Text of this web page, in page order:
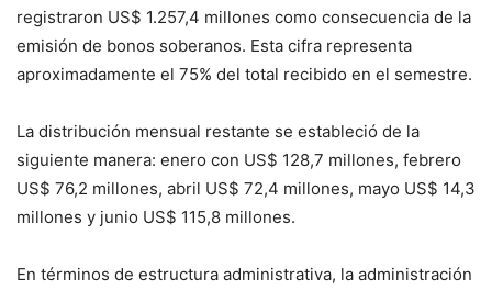
registraron US$ 1.257,4 millones como consecuencia de la
emisión de bonos soberanos. Esta cifra representa
aproximadamente el 75% del total recibido en el semestre.
La distribución mensual restante se estableció de la
siguiente manera: enero con US$ 128,7 millones, febrero
US$ 76,2 millones, abril US$ 72,4 millones, mayo US$ 14,3
millones y junio US$ 115,8 millones.
En términos de estructura administrativa, la administración